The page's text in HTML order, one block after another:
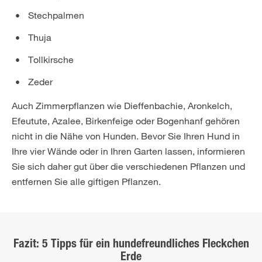
Stechpalmen
Thuja
Tollkirsche
Zeder
Auch Zimmerpflanzen wie Dieffenbachie, Aronkelch,
Efeutute, Azalee, Birkenfeige oder Bogenhanf gehören
nicht in die Nähe von Hunden. Bevor Sie Ihren Hund in
Ihre vier Wände oder in Ihren Garten lassen, informieren
Sie sich daher gut über die verschiedenen Pflanzen und
entfernen Sie alle giftigen Pflanzen.
Fazit: 5 Tipps für ein hundefreundliches Fleckchen
Erde